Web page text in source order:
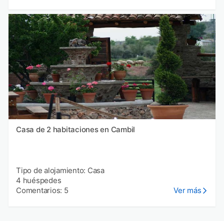
Casa de 2 habitaciones en Cambil
Tipo de alojamiento: Casa
4 huéspedes
Comentarios: 5
Ver más